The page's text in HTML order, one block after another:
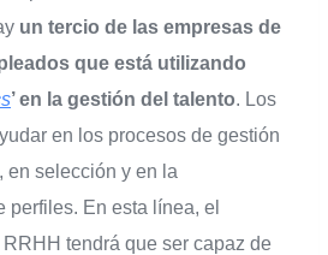
un tercio de las empresas de
que está utilizando
’ en la gestión del talento. Los
en los procesos de gestión
en selección y en la
perfiles. En esta línea, el
tendrá que ser capaz de